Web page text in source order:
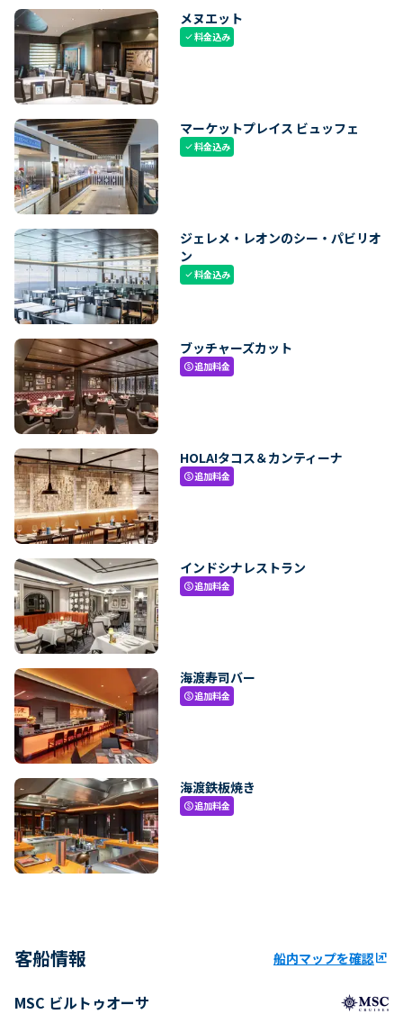
メヌエット
check料金込み
マーケットプレイス ビュッフェ
check料金込み
ジェレメ・レオンのシー・パビリオ
ン
check料金込み
ブッチャーズカット
paid追加料金
HOLA!タコス＆カンティーナ
paid追加料金
インドシナレストラン
paid追加料金
海渡寿司バー
paid追加料金
海渡鉄板焼き
paid追加料金
客船情報 船内マップを確認ungroup
MSC ビルトゥオーサ